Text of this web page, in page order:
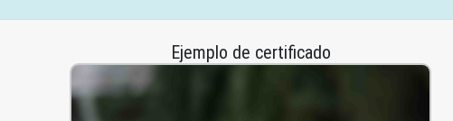
Ejemplo de certificado